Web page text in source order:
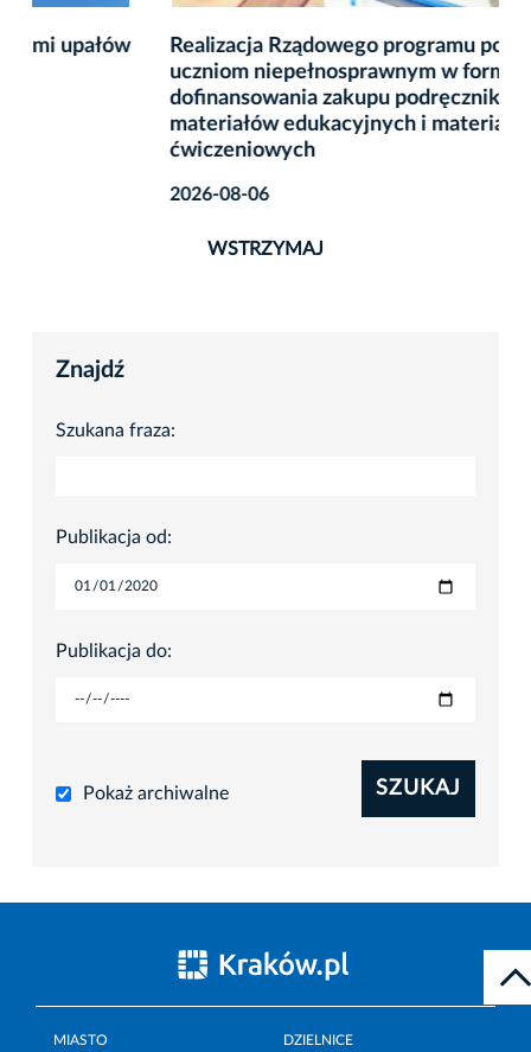
Realizacja Rządowego programu pomocy
uczniom niepełnosprawnym w formie
dofinansowania zakupu podręczników,
materiałów edukacyjnych i materiałów
ćwiczeniowych
WSTRZYMAJ
Znajdź
Szukana fraza:
Publikacja od:
Publikacja do:
Pokaż archiwalne SZUKAJ
MIASTO DZIELNICE